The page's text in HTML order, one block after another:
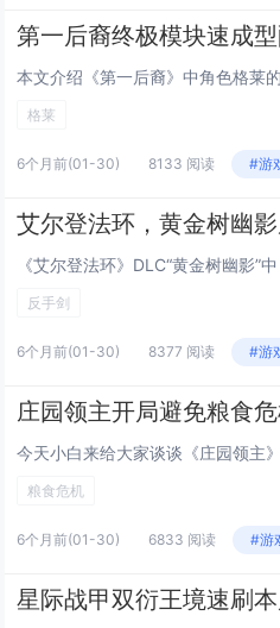
格莱
6个月前(01-30) 8133 阅读 #游
反手剑
6个月前(01-30) 8377 阅读 #游
粮食危机
6个月前(01-30) 6833 阅读 #游